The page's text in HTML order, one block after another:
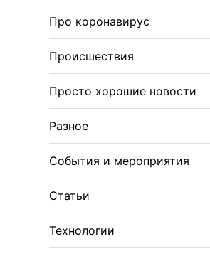
Про коронавирус
Происшествия
Просто хорошие новости
Разное
События и мероприятия
Статьи
Технологии